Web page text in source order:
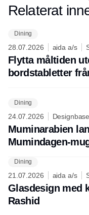
Relaterat
Dining
28.07.2026 aida a/s
Flytta måltiden
bordstabletter
Dining
24.07.2026
Muminarabien
Mumindagen-
Dining
21.07.2026 aida a/s
Glasdesign med
Rashid